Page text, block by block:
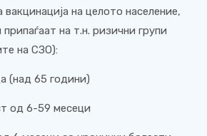
вакцинација на целото население,
на т.н. ризични групи
на СЗО):
65 години)
од 6-59 месеци